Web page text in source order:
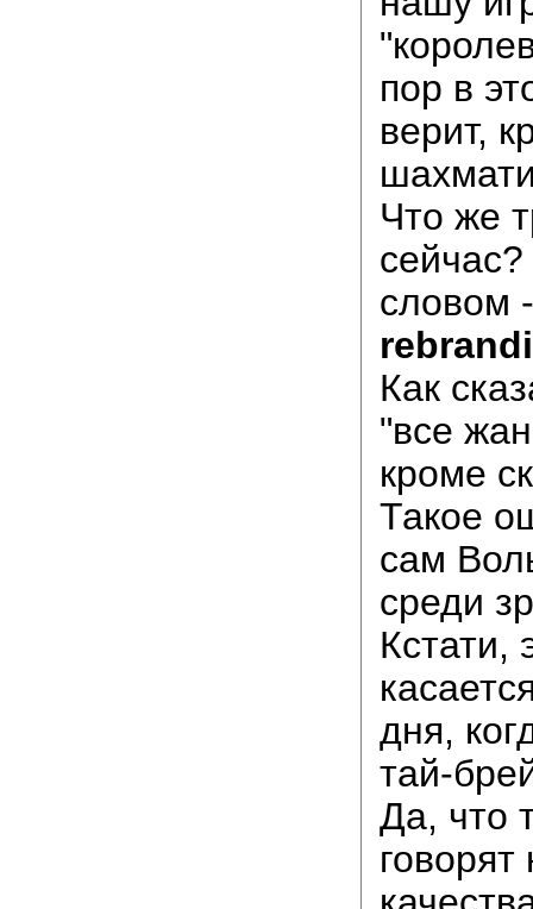
пор в
верит,
Что же
словом
Как
"все
кроме
Такое
сам
среди
Кстати,
дня,
тай-
Да, что
говорят